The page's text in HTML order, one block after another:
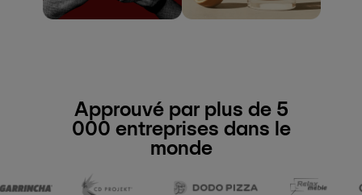
Approuvé par plus de 5
000 entreprises dans le
monde